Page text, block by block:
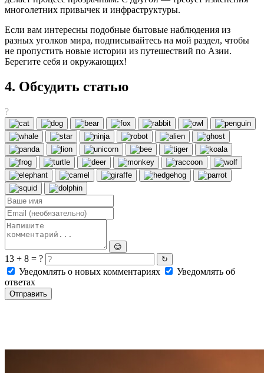
многолетних привычек и инфраструктуры.
Если вам интересны подобные бытовые наблюдения из
разных уголков мира, подписывайтесь на мой раздел, чтобы
не пропустить новые истории из путешествий по Азии.
Берегите себя и окружающих!
4. Обсудить статью
?
😊
13 + 8 = ? ↻
Уведомлять о новых комментариях
Уведомлять об
ответах
Отправить